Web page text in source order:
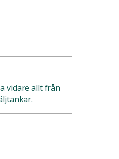
vidare allt från